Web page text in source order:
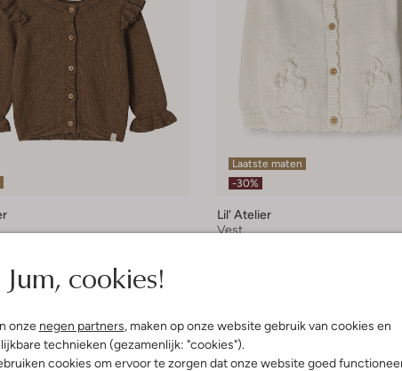
Jum, cookies!
onze negen partners, maken op onze website gebruik van cookies en
technieken (gezamenlijk: "cookies").
cookies om ervoor te zorgen dat onze website goed
Laatste maten
-30%
Lil' Atelier
Vest